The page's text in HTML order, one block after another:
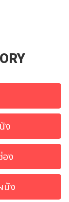
ง
อง
นัง